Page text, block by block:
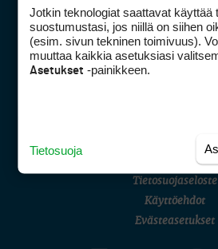
Golfpisteen
DSA
Asiakaspalvelu
(digi)
Tietosuojaseloste
Käyttöehdot
Evästeasetukset
Jotkin teknologiat saattavat käyttää
suostumustasi, jos niillä on siihen
(esim. sivun tekninen toimivuus).
muuttaa kaikkia asetuksiasi
Asetukset -painikkeen.
Tietosuoja